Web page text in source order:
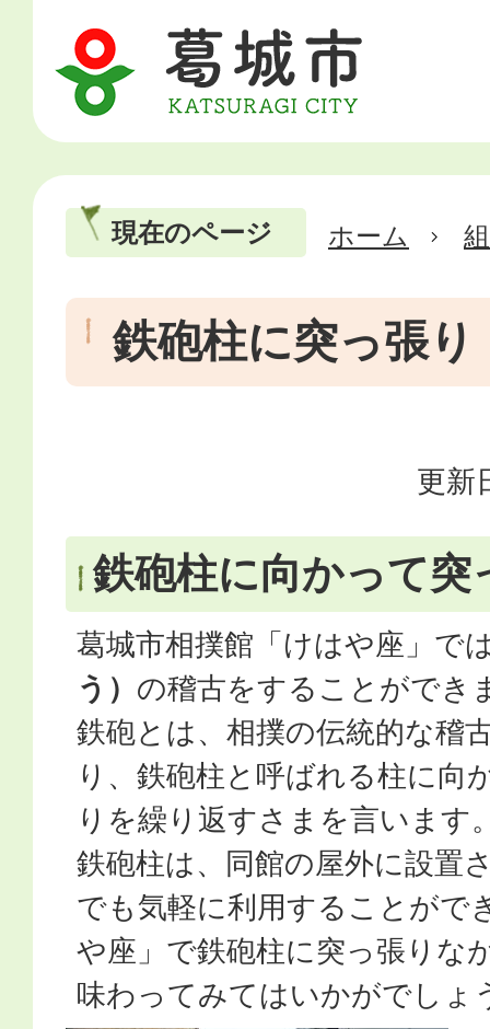
現在のページ ホーム
鉄砲柱に突っ張り
更新
鉄砲柱に向かって突
葛城市相撲館「けはや座」で
う） の稽古をすることができ
鉄砲とは、相撲の伝統的な稽
り、鉄砲柱と呼ばれる柱に向
りを繰り返すさまを言います
鉄砲柱は、同館の屋外に設置
でも気軽に利用することがで
や座」で鉄砲柱に突っ張りな
味わってみてはいかがでしょ